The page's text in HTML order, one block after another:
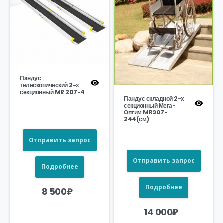
Пандус
телескопический 2-х
секционный MR 207-4
Отправить запрос
Подробнее
8 500₽
Пандус складной 2-х
секционный Мега-
Оптим MR307-
244(см)
Отправить запрос
Подробнее
14 000₽